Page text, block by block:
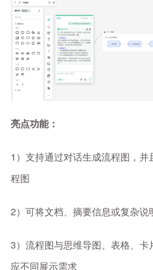
亮点功能：
1）支持通过对话生成流程图，
程图
2）可将文档、摘要信息或复杂
3）流程图与思维导图、表格、
应不同展示需求